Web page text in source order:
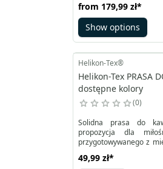
z linii Bushcraft.
na dopasowanie do
suwak.
from 179,99 zł*
Show options
Helikon-Tex®
Helikon-Tex PRASA
dostępne kolory
0
Solidna prasa do
propozycja dla
przygotowywanego z
napar będzie
49,99 zł*